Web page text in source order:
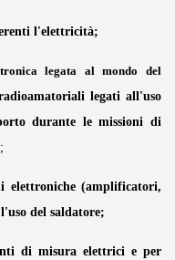
l'elettricità;
legata al mondo del
legati all'uso
durante le missioni di
;
elettroniche (amplificatori,
del saldatore;
di misura elettrici e per